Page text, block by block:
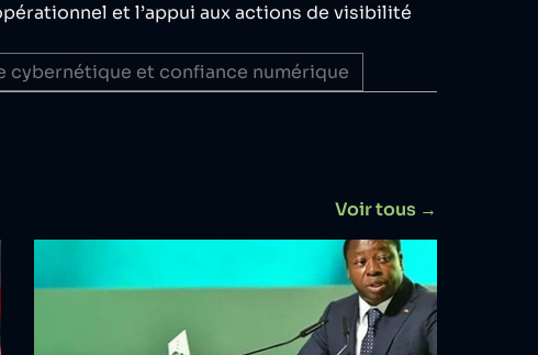
et l’appui aux actions de visibilité
cybernétique et confiance numérique
Voir tous →